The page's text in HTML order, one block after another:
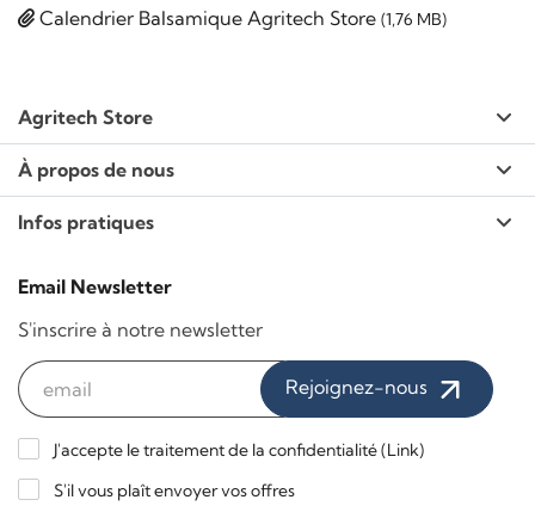
Calendrier Balsamique Agritech Store (1,76 MB)
Agritech Store
À propos de nous
Infos pratiques
Email Newsletter
S'inscrire à notre newsletter
Rejoignez-nous
J'accepte le traitement de la confidentialité (Link)
S'il vous plaît envoyer vos offres